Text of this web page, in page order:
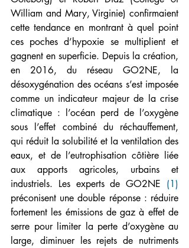
William and Mary, Virginie) confirmaient
cette tendance en montrant à quel point
ces poches d’hypoxie se multiplient et
gagnent en superficie. Depuis la création,
en 2016, du réseau GO2NE, la
désoxygénation des océans s’est imposée
comme un indicateur majeur de la crise
climatique : l’océan perd de l’oxygène
sous l’effet combiné du réchauffement,
qui réduit la solubilité et la ventilation des
eaux, et de l’eutrophisation côtière liée
aux apports agricoles, urbains et
industriels. Les experts de GO2NE (1)
préconisent une double réponse : réduire
fortement les émissions de gaz à effet de
serre pour limiter la perte d’oxygène au
large, diminuer les rejets de nutriments